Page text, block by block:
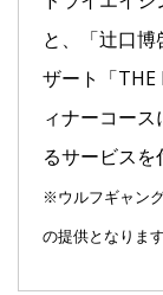
と、「辻󠄀口
ザート「THE
ィナーコー
るサービス
※ウルフギャン
の提供となります